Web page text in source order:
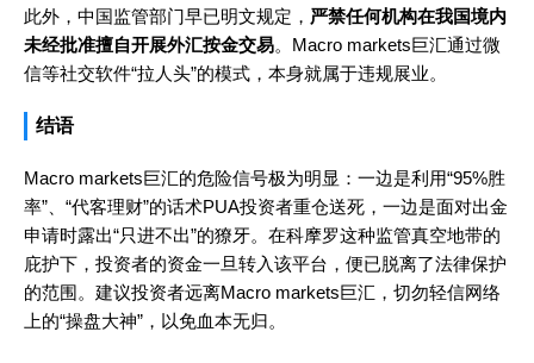
此外，中国监管部门早已明文规定， 严禁任何机构在我国境内
未经批准擅自开展外汇按金交易。Macro markets巨汇通过微
信等社交软件“拉人头”的模式，本身就属于违规展业。
结语
Macro markets巨汇的危险信号极为明显：一边是利用“95%胜
率”、“代客理财”的话术PUA投资者重仓送死，一边是面对出金
申请时露出“只进不出”的獠牙。在科摩罗这种监管真空地带的
庇护下，投资者的资金一旦转入该平台，便已脱离了法律保护
的范围。建议投资者远离Macro markets巨汇，切勿轻信网络
上的“操盘大神”，以免血本无归。